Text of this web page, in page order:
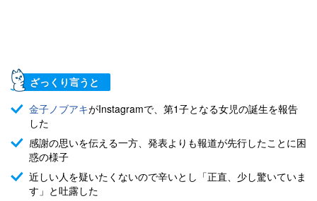
ざっくり言うと
金子ノブアキがInstagramで、第1子となる女児の誕生を報告
した
感謝の思いを伝える一方、発表よりも報道が先行したことに困
惑の様子
近しい人を疑いたくないので辛いとし「正直、少し驚いていま
す」と吐露した